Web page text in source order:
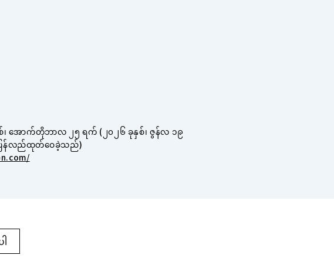
အောက်တိုဘာလ ၂၅ ရက် (၂၀၂၆ ခုနှစ်၊ ဇွန်လ ၁၉
ပြန်လည်ထုတ်ဝေခဲ့သည်)